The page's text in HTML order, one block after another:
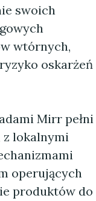
swoich
wtórnych,
oskarżeń
Mirr pełni
z lokalnymi
operujących
produktów do